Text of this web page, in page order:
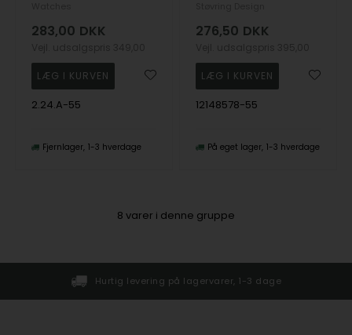
283,00 DKK
2.24.A-55
Fjernlager 1-3 hverdage
276,50 DKK
12148578-55
På eget lager 1-3 hverdage
8 varer i denne gruppe
Hurtig levering på lagervarer, 1-3 dage